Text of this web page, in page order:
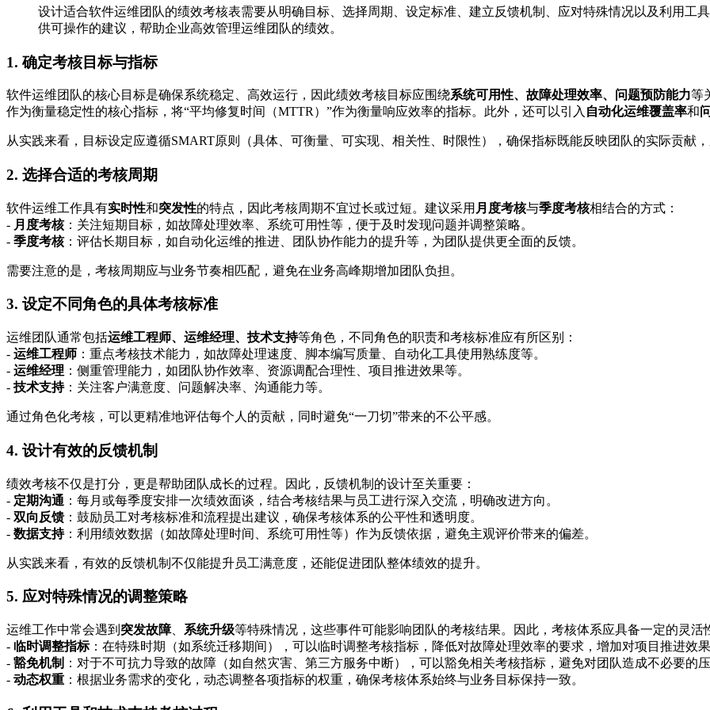
设计适合软件运维团队的绩效考核表需要从明确目标、选择周期、设定标准、建立反馈机制、应对特殊情况以及利用工
供可操作的建议，帮助企业高效管理运维团队的绩效。
1. 确定考核目标与指标
软件运维团队的核心目标是确保系统稳定、高效运行，因此绩效考核目标应围绕系统可用性、故障处理效率、问题预防能力等
作为衡量稳定性的核心指标，将“平均修复时间（MTTR）”作为衡量响应效率的指标。此外，还可以引入 自动化运维覆盖率和
从实践来看，目标设定应遵循SMART原则（具体、可衡量、可实现、相关性、时限性），确保指标既能反映团队的实际贡献，
2. 选择合适的考核周期
软件运维工作具有实时性和突发性的特点，因此考核周期不宜过长或过短。建议采用 月度考核与季度考核相结合的方式：
- 月度考核：关注短期目标，如故障处理效率、系统可用性等，便于及时发现问题并调整策略。
- 季度考核：评估长期目标，如自动化运维的推进、团队协作能力的提升等，为团队提供更全面的反馈。
需要注意的是，考核周期应与业务节奏相匹配，避免在业务高峰期增加团队负担。
3. 设定不同角色的具体考核标准
运维团队通常包括运维工程师、运维经理、技术支持等角色，不同角色的职责和考核标准应有所区别：
- 运维工程师 ：重点考核技术能力，如故障处理速度、脚本编写质量、自动化工具使用熟练度等。
- 运维经理 ：侧重管理能力，如团队协作效率、资源调配合理性、项目推进效果等。
- 技术支持：关注客户满意度、问题解决率、沟通能力等。
通过角色化考核，可以更精准地评估每个人的贡献，同时避免“一刀切”带来的不公平感。
4. 设计有效的反馈机制
绩效考核不仅是打分，更是帮助团队成长的过程。因此，反馈机制的设计至关重要：
- 定期沟通 ：每月或每季度安排一次绩效面谈，结合考核结果与员工进行深入交流，明确改进方向。
- 双向反馈 ：鼓励员工对考核标准和流程提出建议，确保考核体系的公平性和透明度。
- 数据支持：利用绩效数据（如故障处理时间、系统可用性等）作为反馈依据，避免主观评价带来的偏差。
从实践来看，有效的反馈机制不仅能提升员工满意度，还能促进团队整体绩效的提升。
5. 应对特殊情况的调整策略
运维工作中常会遇到 突发故障、 系统升级等特殊情况，这些事件可能影响团队的考核结果。因此，考核体系应具备一定的灵活
- 临时调整指标：在特殊时期（如系统迁移期间），可以临时调整考核指标，降低对故障处理效率的要求，增加对项目推进效果
- 豁免机制 ：对于不可抗力导致的故障（如自然灾害、第三方服务中断），可以豁免相关考核指标，避免对团队造成不必要的压
- 动态权重 ：根据业务需求的变化，动态调整各项指标的权重，确保考核体系始终与业务目标保持一致。